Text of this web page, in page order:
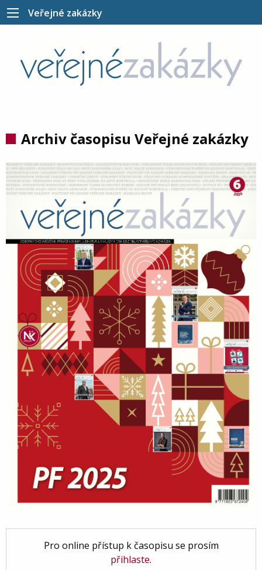
Veřejné zakázky
Archiv časopisu Veřejné zakázky
Pro online přístup k časopisu se prosím
přihlaste.